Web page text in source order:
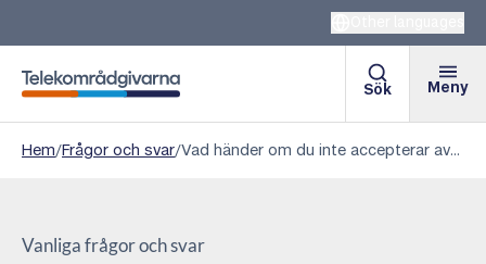
Telekområdgivarna
Sök Meny
Hem/Frågor och svar/ Vad händer om du inte accepterar avtalet skriftligt?
Vanliga frågor och svar